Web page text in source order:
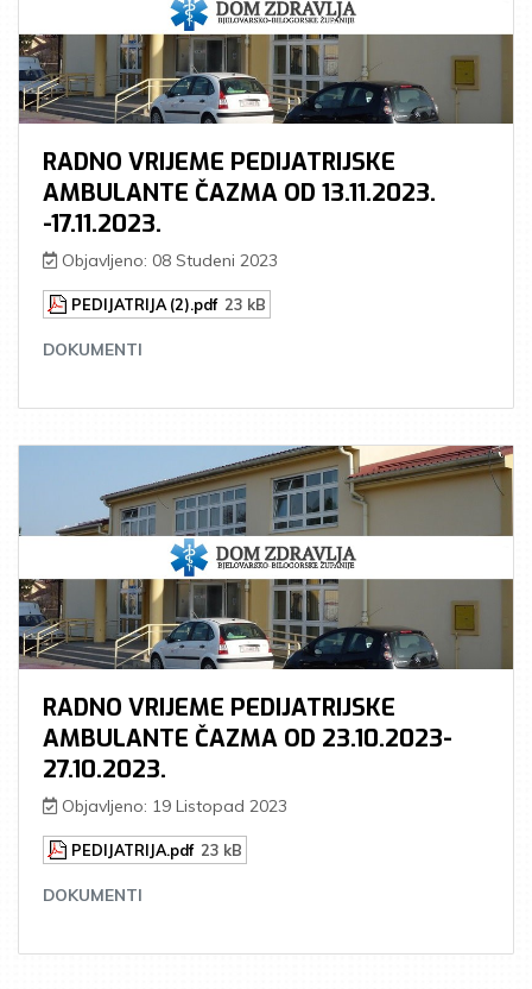
RADNO VRIJEME PEDIJATRIJSKE
AMBULANTE ČAZMA OD 13.11.2023.
-17.11.2023.
Objavljeno: 08 Studeni 2023
DOKUMENTI
PEDIJATRIJA (2).pdf 23 kB
RADNO VRIJEME PEDIJATRIJSKE
AMBULANTE ČAZMA OD 23.10.2023-
27.10.2023.
Objavljeno: 19 Listopad 2023
DOKUMENTI
PEDIJATRIJA.pdf 23 kB